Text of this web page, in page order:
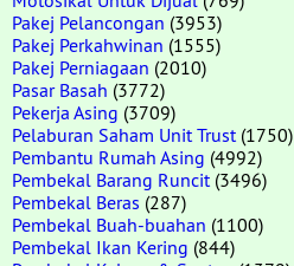
Pakej Pelancongan (3953)
Pakej Perkahwinan (1555)
Pakej Perniagaan (2010)
Pasar Basah (3772)
Pekerja Asing (3709)
Pelaburan Saham Unit Trust (1750)
Pembantu Rumah Asing (4992)
Pembekal Barang Runcit (3496)
Pembekal Beras (287)
Pembekal Buah-buahan (1100)
Pembekal Ikan Kering (844)